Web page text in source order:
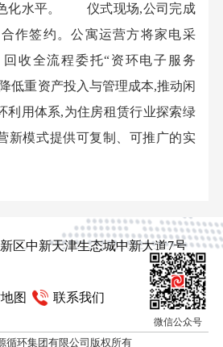
化水平。 仪式现场,公司完成
作签约。公寓运营方将家电采
收全流程委托“资环电子服务
低重资产投入与管理成本,推动闲
利用体系,为住房租赁行业探索绿
新模式提供可复制、可推广的实
区中新天津生态城中新大道7号
图 联系我们
循环集团有限公司版权所有
微信公众号